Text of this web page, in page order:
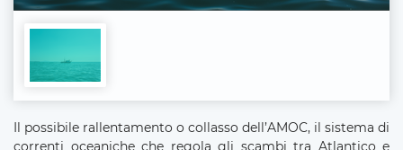
Il possibile rallentamento o collasso dell’AMOC, il sistema di
correnti oceaniche che regola gli scambi tra Atlantico e